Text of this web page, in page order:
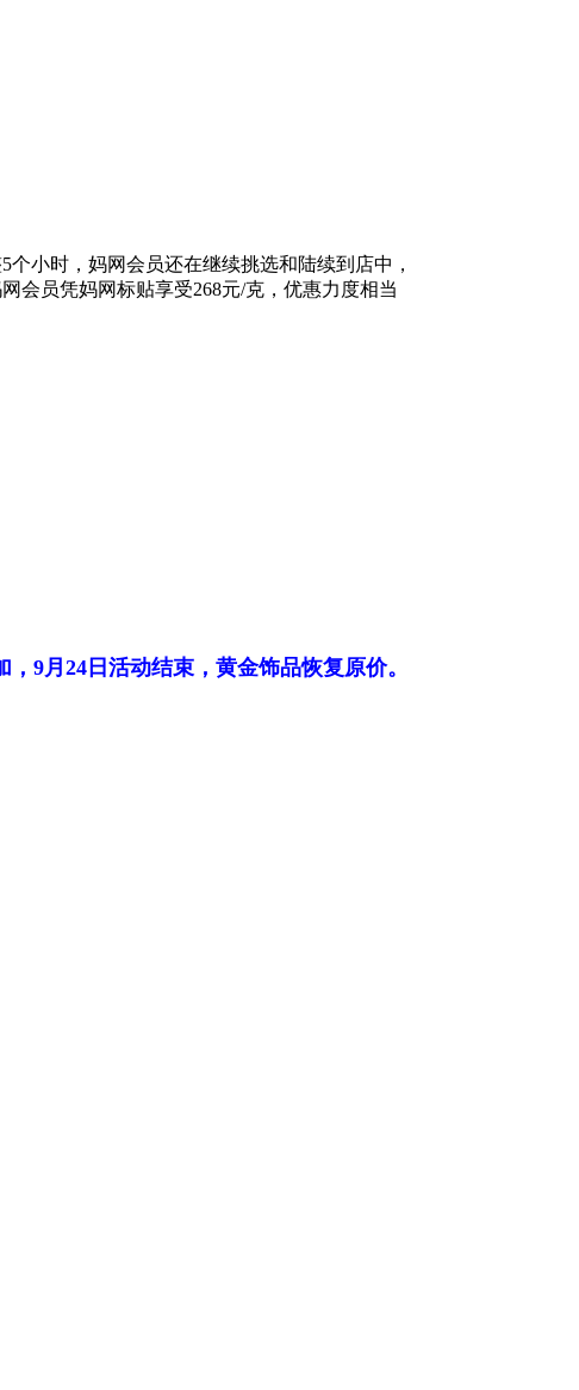
小时，妈网会员还在继续挑选和陆续到店中，
会员凭妈网标贴享受268元/克，优惠力度相当
9月24日活动结束，黄金饰品恢复原价。